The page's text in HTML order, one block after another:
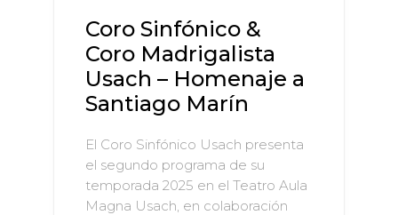
Coro Sinfónico &
Coro Madrigalista
Usach – Homenaje a
Santiago Marín
El Coro Sinfónico Usach presenta
el segundo programa de su
temporada 2025 en el Teatro Aula
Magna Usach, en colaboración